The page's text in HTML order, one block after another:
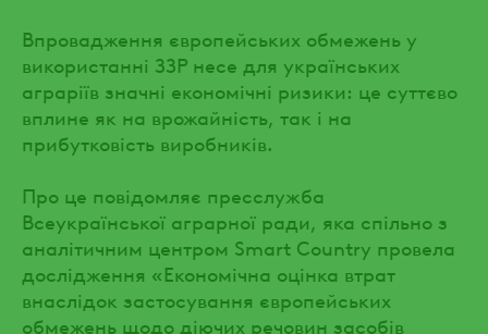
Впровадження європейських обмежень у
використанні ЗЗР несе для українських
аграріїв значні економічні ризики: це суттєво
вплине як на врожайність, так і на
прибутковість виробників.
Про це повідомляє пресслужба
Всеукраїнської аграрної ради, яка спільно з
аналітичним центром Smart Country провела
дослідження «Економічна оцінка втрат
внаслідок застосування європейських
обмежень щодо діючих речовин засобів